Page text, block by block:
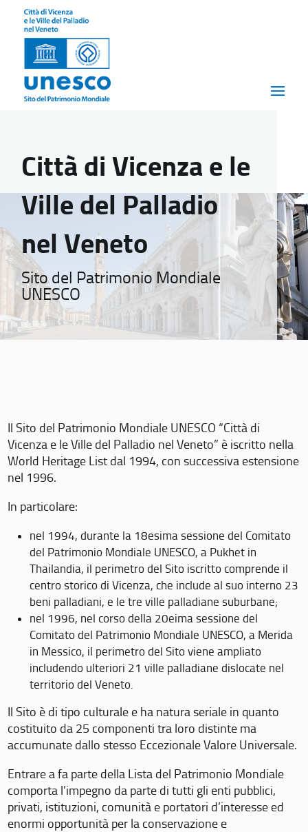
Città di Vicenza e le
Ville del Palladio
nel Veneto
Sito del Patrimonio Mondiale
UNESCO
Il Sito del Patrimonio Mondiale UNESCO “Città di
Vicenza e le Ville del Palladio nel Veneto” è iscritto nella
World Heritage List dal 1994, con successiva estensione
nel 1996.
In particolare:
nel 1994, durante la 18esima sessione del Comitato
del Patrimonio Mondiale UNESCO, a Pukhet in
Thailandia, il perimetro del Sito iscritto comprende il
centro storico di Vicenza, che include al suo interno 23
beni palladiani, e le tre ville palladiane suburbane;
nel 1996, nel corso della 20eima sessione del
Comitato del Patrimonio Mondiale UNESCO, a Merida
in Messico, il perimetro del Sito viene ampliato
includendo ulteriori 21 ville palladiane dislocate nel
territorio del Veneto.
Il Sito è di tipo culturale e ha natura seriale in quanto
costituito da 25 componenti tra loro distinte ma
accumunate dallo stesso Eccezionale Valore Universale.
Entrare a fa parte della Lista del Patrimonio Mondiale
comporta l’impegno da parte di tutti gli enti pubblici,
privati, istituzioni, comunità e portatori d’interesse ed
enormi opportunità per la conservazione e